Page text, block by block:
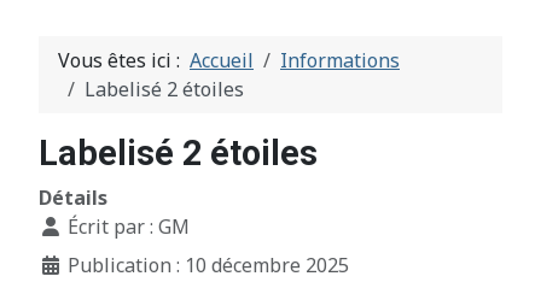
Vous êtes ici : Accueil
Informations
Labelisé 2 étoiles
Labelisé 2 étoiles
Détails
Écrit par : GM
Publication : 10 décembre 2025